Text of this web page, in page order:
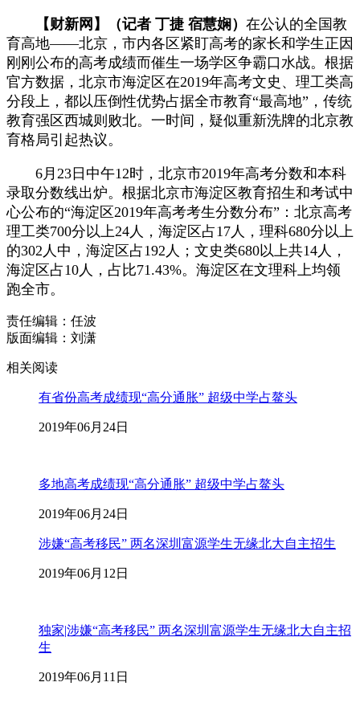
【财新网】（记者 丁捷 宿慧娴） 在公认的全国教
育高地——北京，市内各区紧盯高考的家长和学生正因
刚刚公布的高考成绩而催生一场学区争霸口水战。根据
官方数据，北京市海淀区在2019年高考文史、理工类高
分段上，都以压倒性优势占据全市教育“最高地”，传统
教育强区西城则败北。一时间，疑似重新洗牌的北京教
育格局引起热议。
6月23日中午12时，北京市2019年高考分数和本科
录取分数线出炉。根据北京市海淀区教育招生和考试中
心公布的“海淀区2019年高考考生分数分布”：北京高考
理工类700分以上24人，海淀区占17人，理科680分以上
的302人中，海淀区占192人；文史类680以上共14人，
海淀区占10人，占比71.43%。海淀区在文理科上均领
跑全市。
责任编辑：任波
版面编辑：刘潇
相关阅读
有省份高考成绩现“高分通胀” 超级中学占鳌头
2019年06月24日
多地高考成绩现“高分通胀” 超级中学占鳌头
2019年06月24日
涉嫌“高考移民” 两名深圳富源学生无缘北大自主招生
2019年06月12日
独家|涉嫌“高考移民” 两名深圳富源学生无缘北大自主招
生
2019年06月11日